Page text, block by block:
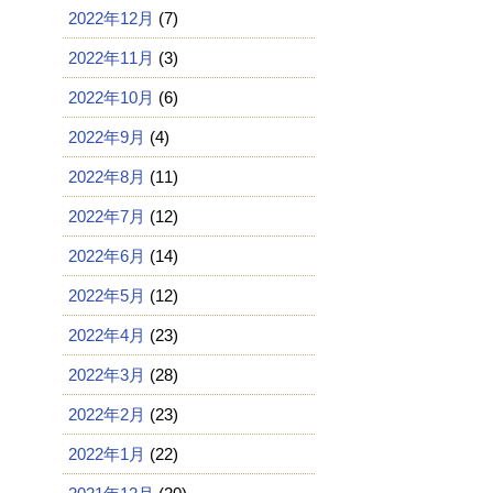
2022年12月 (7)
2022年11月 (3)
2022年10月 (6)
2022年9月 (4)
2022年8月 (11)
2022年7月 (12)
2022年6月 (14)
2022年5月 (12)
2022年4月 (23)
2022年3月 (28)
2022年2月 (23)
2022年1月 (22)